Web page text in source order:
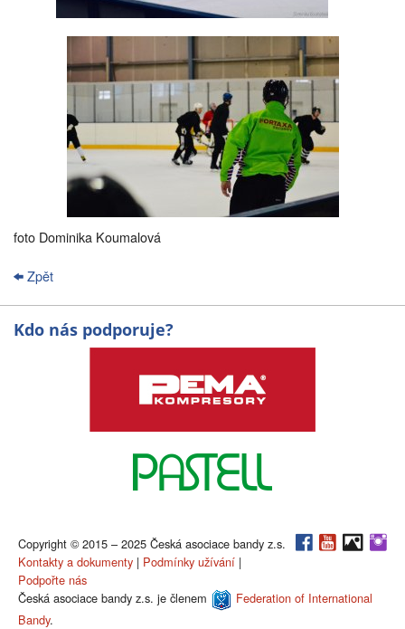
foto Dominika Koumalová
Zpět
Kdo nás podporuje?
Copyright © 2015 – 2025 Česká asociace bandy z.s.
Kontakty a dokumenty | Podmínky užívání |
Podpořte nás
Česká asociace bandy z.s. je členem
Federation of International
Bandy.